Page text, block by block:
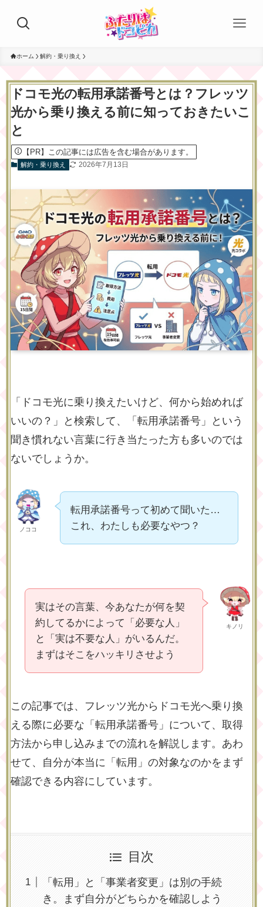
ホーム 解約・乗り換え
ドコモ光の転用承諾番号とは？フレッツ
光から乗り換える前に知っておきたいこ
と
【PR】この記事には広告を含む場合があります。
解約・乗り換え 2026年7月13日
「ドコモ光に乗り換えたいけど、何から始めれば
いいの？」と検索して、「転用承諾番号」という
聞き慣れない言葉に行き当たった方も多いのでは
ないでしょうか。
ノココ
転用承諾番号って初めて聞いた…
これ、わたしも必要なやつ？
キノリ
実はその言葉、今あなたが何を契
約してるかによって「必要な人」
と「実は不要な人」がいるんだ。
まずはそこをハッキリさせよう
この記事では、フレッツ光からドコモ光へ乗り換
える際に必要な「転用承諾番号」について、取得
方法から申し込みまでの流れを解説します。あわ
せて、自分が本当に「転用」の対象なのかをまず
確認できる内容にしています。
目次
「転用」と「事業者変更」は別の手続
き。まず自分がどちらかを確認しよう